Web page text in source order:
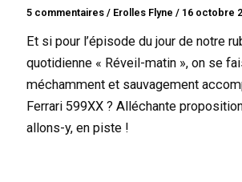
5 commentaires / Erolles Flyne/ 16 octobre
Et si pour l’épisode du jour de notre
quotidienne « Réveil-matin », on se
méchamment et sauvagement
Ferrari 599XX ? Alléchante
allons-y, en piste !